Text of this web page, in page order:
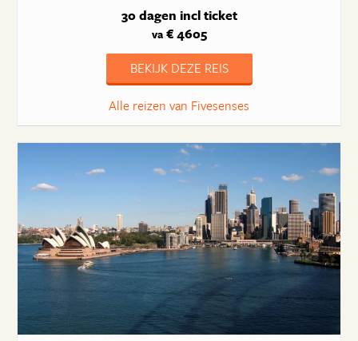
30 dagen incl ticket
va€ 4605
BEKIJK DEZE REIS
Alle reizen van Fivesenses